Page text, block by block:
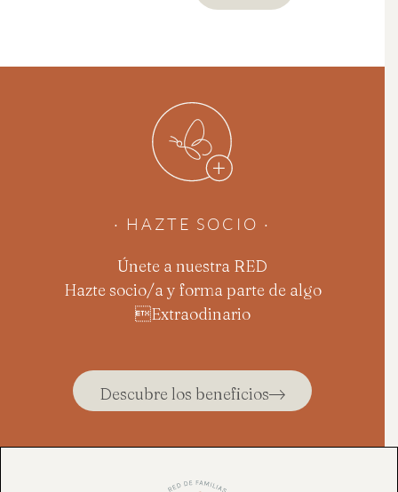
· HAZTE SOCIO ·
Únete a nuestra RED
Hazte socio/a y forma parte de algo
Extraodinario
Descubre los beneficios